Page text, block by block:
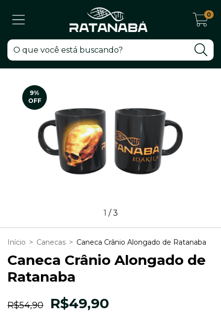
0
9%
OFF
1 /3
Início > Canecas > Caneca Crânio Alongado de Ratanaba
Caneca Crânio Alongado de
Ratanaba
R$54,90 R$49,90